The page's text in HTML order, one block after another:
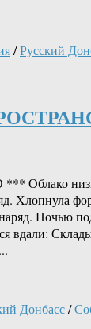
/Русский
Хлопнула
Ночью
вдали:
Донбасс/